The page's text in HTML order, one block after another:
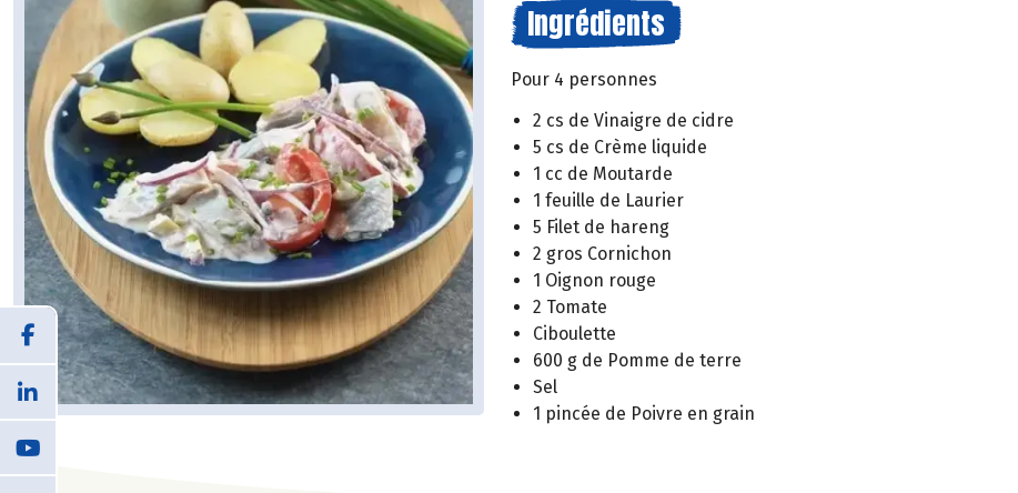
Ingrédients
Pour 4 personnes
2 cs de Vinaigre de cidre
5 cs de Crème liquide
1 cc de Moutarde
1 feuille de Laurier
5 Filet de hareng
2 gros Cornichon
1 Oignon rouge
2 Tomate
Ciboulette
600 g de Pomme de terre
Sel
1 pincée de Poivre en grain